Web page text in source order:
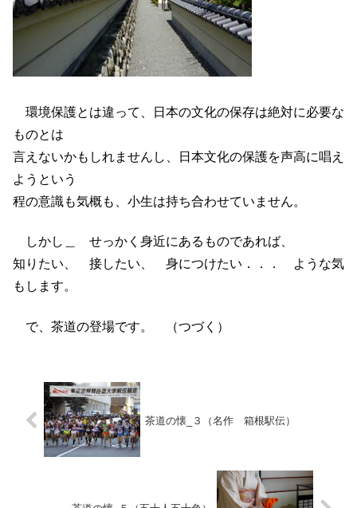
環境保護とは違って、日本の文化の保存は絶対に必要な
ものとは
言えないかもしれませんし、日本文化の保護を声高に唱え
ようという
程の意識も気概も、小生は持ち合わせていません。
しかし＿ せっかく身近にあるものであれば、
知りたい、 接したい、 身につけたい．．． ような気
もします。
で、茶道の登場です。 （つづく）
茶道の懐_３（名作 箱根駅伝）